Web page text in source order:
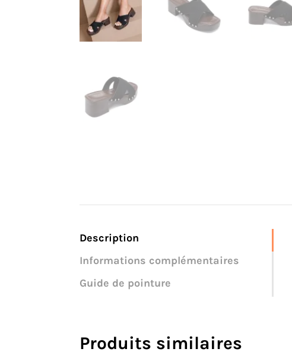
Description
Informations complémentaires
Guide de pointure
Produits similaires